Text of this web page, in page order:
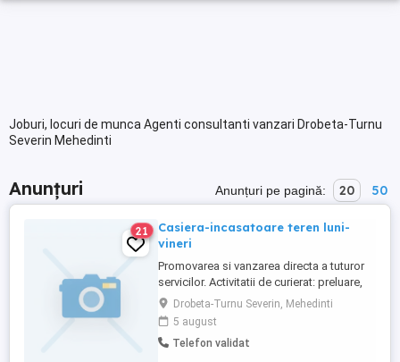
Joburi, locuri de munca Agenti consultanti vanzari Drobeta-Turnu
Severin Mehedinti
Anunțuri Anunțuri pe pagină: 20 50
21
Casiera-incasatoare teren luni-
vineri
Promovarea si vanzarea directa a tuturor
servicilor. Activitatii de curierat: preluare,
transport si livrare documente plicuri.
Respectarea termenelor de livrare stabilite
sau dispuse de catre superiorii ierarhici.
Incasarea la domiciliul abonatilor sumele
Drobeta-Turnu Severin, Mehedinti
5 august
Telefon validat